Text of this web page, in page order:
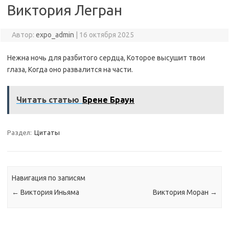
Виктория Легран
Автор: expo_admin 16 октября 2025
Нежна ночь для разбитого сердца, Которое высушит твои
глаза, Когда оно развалится на части.
Читать статью Брене Браун
Раздел: Цитаты
Навигация по записям
← Виктория Иньяма Виктория Моран →